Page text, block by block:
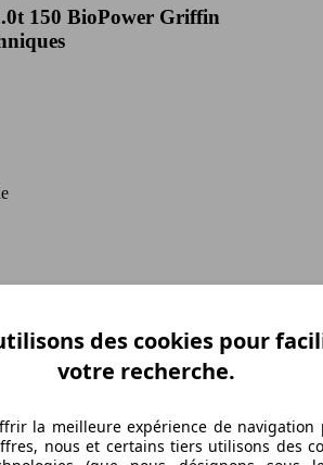
150 BioPower Griffin
des cookies pour
votre recherche.
la meilleure expérience de navigation
nous et certains tiers utilisons des